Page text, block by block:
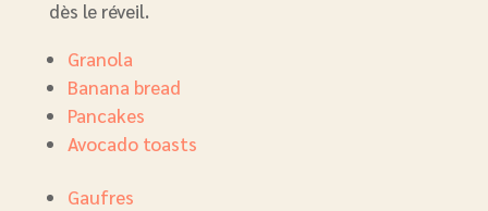
dès le réveil.
Granola
Banana bread
Pancakes
Avocado toasts
Gaufres